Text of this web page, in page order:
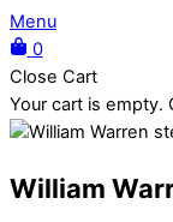
Menu
0
Close Cart
Your cart is empty.
William